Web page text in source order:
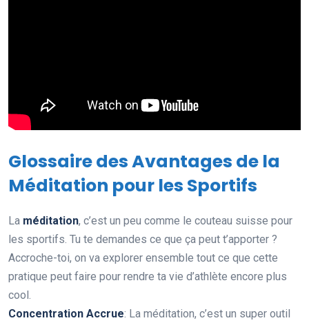
Glossaire des Avantages de la
Méditation pour les Sportifs
La méditation, c’est un peu comme le couteau suisse pour
les sportifs. Tu te demandes ce que ça peut t’apporter ?
Accroche-toi, on va explorer ensemble tout ce que cette
pratique peut faire pour rendre ta vie d’athlète encore plus
cool.
Concentration Accrue: La méditation, c’est un super outil